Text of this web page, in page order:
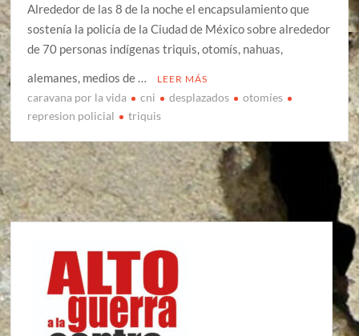
Alrededor de las 8 de la noche el encapsulamiento que
sostenía la policía de la Ciudad de México sobre alrededor
de 70 personas indígenas triquis, otomís, nahuas,
alemanes, medios de …
LEER MÁS
caravana por la vida cni desplazados
otomíes
represion policial
triquis